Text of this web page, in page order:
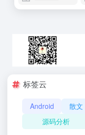
标签云
Android 散文
源码分析